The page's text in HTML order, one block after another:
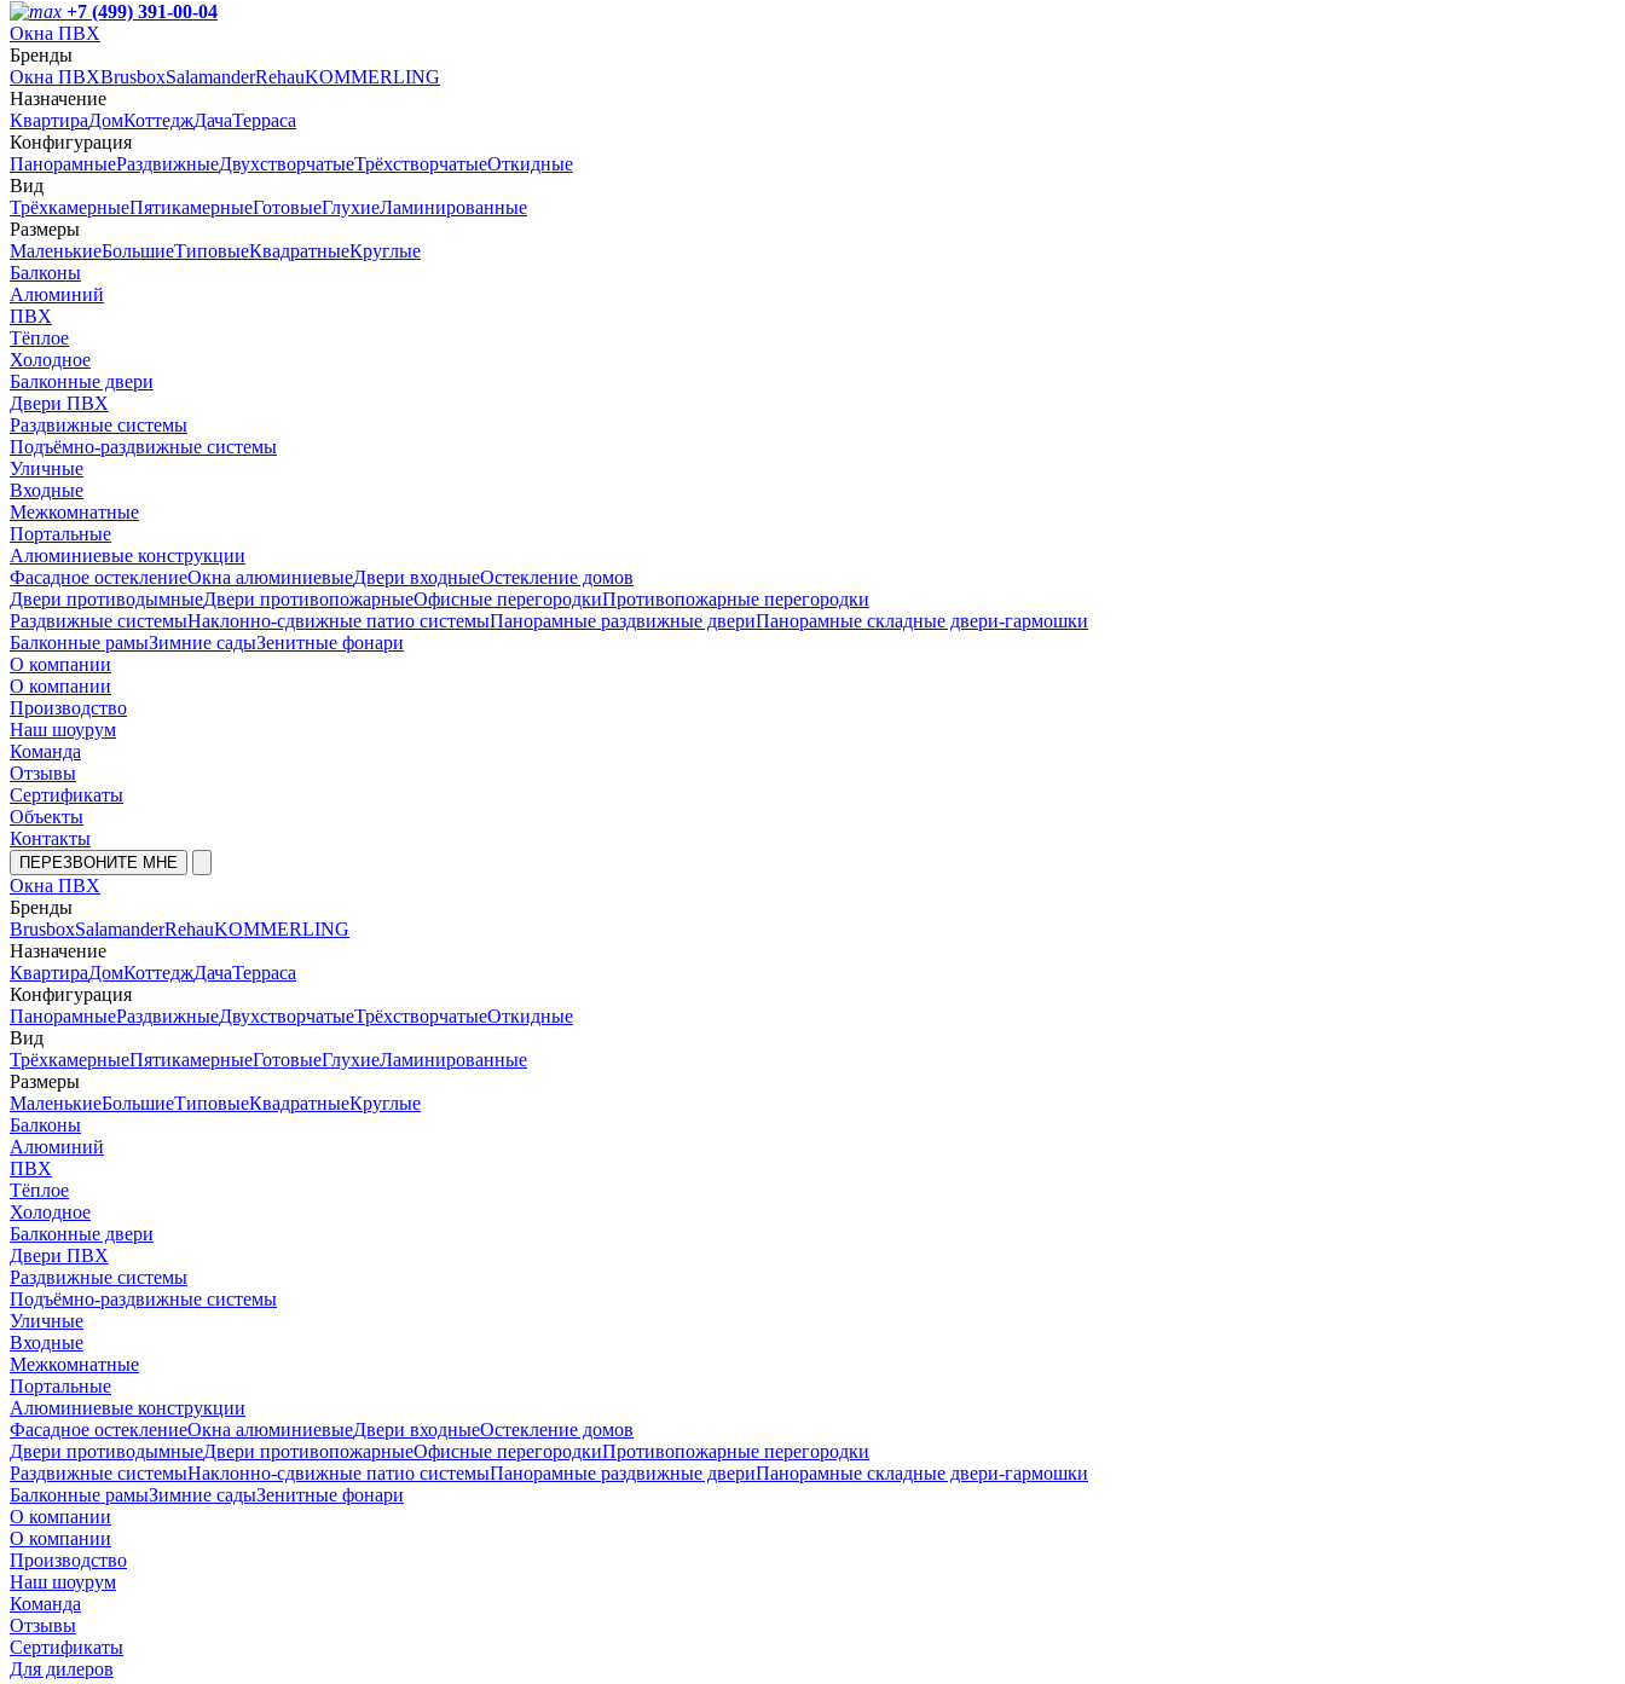
+7 (499) 391-00-04
Окна ПВХ
Бренды
Окна ПВХBrusboxSalamanderRehauKOMMERLING
Назначение
КвартираДомКоттеджДачаТерраса
Конфигурация
ПанорамныеРаздвижныеДвухстворчатыеТрёхстворчатыеОткидные
Вид
ТрёхкамерныеПятикамерныеГотовыеГлухиеЛаминированные
Размеры
МаленькиеБольшиеТиповыеКвадратныеКруглые
Балконы
Алюминий
ПВХ
Тёплое
Холодное
Балконные двери
Двери ПВХ
Раздвижные системы
Подъёмно-раздвижные системы
Уличные
Входные
Межкомнатные
Портальные
Алюминиевые конструкции
Фасадное остеклениеОкна алюминиевыеДвери входныеОстекление домов
Двери противодымныеДвери противопожарныеОфисные перегородкиПротивопожарные перегородки
Раздвижные системыНаклонно-сдвижные патио системыПанорамные раздвижные двериПанорамные складные двери-гармошки
Балконные рамыЗимние садыЗенитные фонари
О компании
О компании
Производство
Наш шоурум
Команда
Отзывы
Сертификаты
Объекты
Контакты
ПЕРЕЗВОНИТЕ МНЕ
Окна ПВХ
Бренды
BrusboxSalamanderRehauKOMMERLING
Назначение
КвартираДомКоттеджДачаТерраса
Конфигурация
ПанорамныеРаздвижныеДвухстворчатыеТрёхстворчатыеОткидные
Вид
ТрёхкамерныеПятикамерныеГотовыеГлухиеЛаминированные
Размеры
МаленькиеБольшиеТиповыеКвадратныеКруглые
Балконы
Алюминий
ПВХ
Тёплое
Холодное
Балконные двери
Двери ПВХ
Раздвижные системы
Подъёмно-раздвижные системы
Уличные
Входные
Межкомнатные
Портальные
Алюминиевые конструкции
Фасадное остеклениеОкна алюминиевыеДвери входныеОстекление домов
Двери противодымныеДвери противопожарныеОфисные перегородкиПротивопожарные перегородки
Раздвижные системыНаклонно-сдвижные патио системыПанорамные раздвижные двериПанорамные складные двери-гармошки
Балконные рамыЗимние садыЗенитные фонари
О компании
О компании
Производство
Наш шоурум
Команда
Отзывы
Сертификаты
Для дилеров